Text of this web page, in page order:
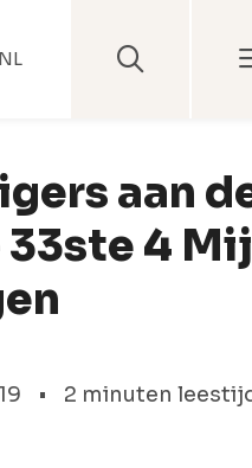
NL
aan
4
• 2 minuten